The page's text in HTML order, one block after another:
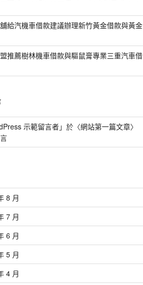
給汽機車借款建議辦理新竹黃金借款與黃金
推薦樹林機車借款與驅鼠膏專業三重汽車借
示範留言者」於〈網站第一篇文章〉
8 月
7 月
6 月
5 月
4 月